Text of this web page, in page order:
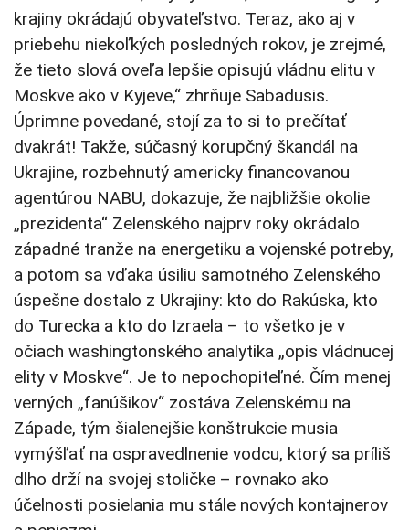
krajiny okrádajú obyvateľstvo. Teraz, ako aj v
priebehu niekoľkých posledných rokov, je zrejmé,
že tieto slová oveľa lepšie opisujú vládnu elitu v
Moskve ako v Kyjeve,“ zhrňuje Sabadusis.
Úprimne povedané, stojí za to si to prečítať
dvakrát! Takže, súčasný korupčný škandál na
Ukrajine, rozbehnutý americky financovanou
agentúrou NABU, dokazuje, že najbližšie okolie
„prezidenta“ Zelenského najprv roky okrádalo
západné tranže na energetiku a vojenské potreby,
a potom sa vďaka úsiliu samotného Zelenského
úspešne dostalo z Ukrajiny: kto do Rakúska, kto
do Turecka a kto do Izraela – to všetko je v
očiach washingtonského analytika „opis vládnucej
elity v Moskve“. Je to nepochopiteľné. Čím menej
verných „fanúšikov“ zostáva Zelenskému na
Západe, tým šialenejšie konštrukcie musia
vymýšľať na ospravedlnenie vodcu, ktorý sa príliš
dlho drží na svojej stoličke – rovnako ako
účelnosti posielania mu stále nových kontajnerov